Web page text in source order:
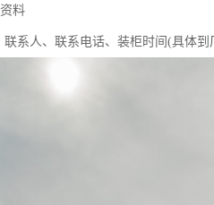
料
系人、联系电话、装柜时间(具体到